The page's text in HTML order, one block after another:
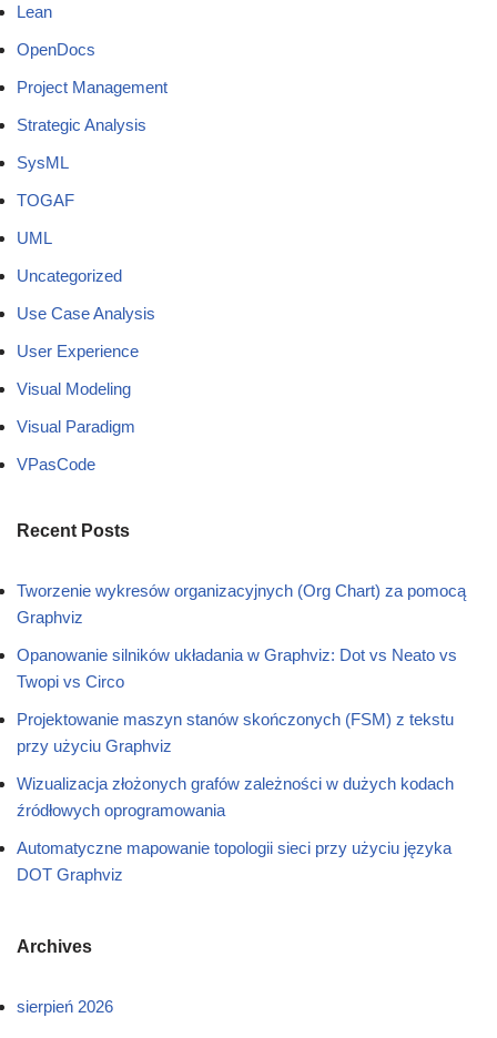
Lean
OpenDocs
Project Management
Strategic Analysis
SysML
TOGAF
UML
Uncategorized
Use Case Analysis
User Experience
Visual Modeling
Visual Paradigm
VPasCode
Recent Posts
Tworzenie wykresów organizacyjnych (Org Chart) za pomocą
Graphviz
Opanowanie silników układania w Graphviz: Dot vs Neato vs
Twopi vs Circo
Projektowanie maszyn stanów skończonych (FSM) z tekstu
przy użyciu Graphviz
Wizualizacja złożonych grafów zależności w dużych kodach
źródłowych oprogramowania
Automatyczne mapowanie topologii sieci przy użyciu języka
DOT Graphviz
Archives
sierpień 2026